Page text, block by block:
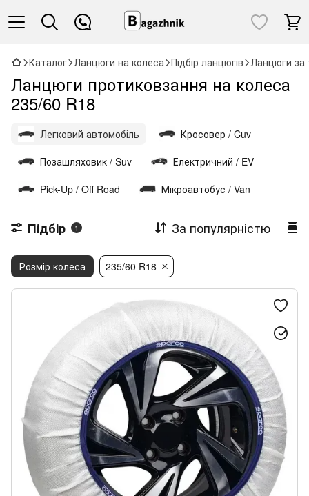
Каталог Ланцюги на колеса Підбір ланцюгів Ланцюги за
Ланцюги протиковзання на колеса
235/60 R18
Легковий автомобіль
Кросовер / Cuv
Позашляховик / Suv
Електричний / EV
Pick-Up / Off Road
Мікроавтобус / Van
Підбір 1 За популярністю
Розмір колеса 235/60 R18